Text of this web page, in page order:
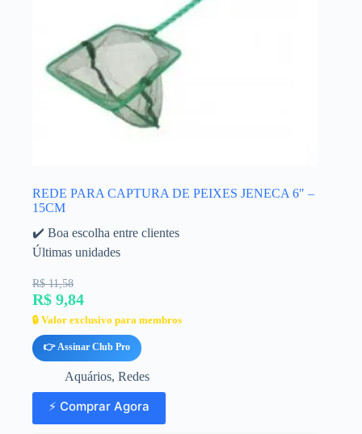
REDE PARA CAPTURA DE PEIXES JENECA 6″ –
15CM
✔️ Boa escolha entre clientes
Últimas unidades
R$ 11,58
R$ 9,84
🔒 Valor exclusivo para membros
👉 Assinar Club Pro
Aquários, Redes
⚡ Comprar Agora